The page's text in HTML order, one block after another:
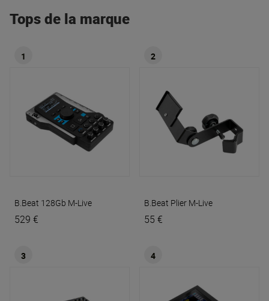
Tops de la marque
1
B.Beat 128Gb M-Live
529 €
2
B.Beat Plier M-Live
55 €
3 4